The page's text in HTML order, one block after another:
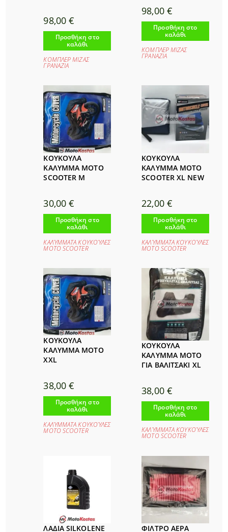
98,00€
Προσθήκη στο
καλάθι
ΚΟΜΠΛΕΡ ΜΙΖΑΣ
ΓΡΑΝΑΖΙΑ
98,00 €
Προσθήκη στο
καλάθι
ΚΟΜΠΛΕΡ ΜΙΖΑΣ
ΓΡΑΝΑΖΙΑ
ΚΟΥΚΟΥΛΑ
ΚΑΛΥΜΜΑ MOTO
SCOOTER M
30,00€
Προσθήκη στο
καλάθι
ΚΑΛΎΜΜΑΤΑ ΚΟΥΚΟΎΛΕΣ
ΜΟΤΟ SCOOTER
ΚΟΥΚΟΥΛΑ
ΚΑΛΥΜΜΑ MOTO
SCOOTER XL NEW
22,00 €
Προσθήκη στο
καλάθι
ΚΑΛΎΜΜΑΤΑ ΚΟΥΚΟΎΛΕΣ
ΜΟΤΟ SCOOTER
ΚΟΥΚΟΥΛΑ
ΚΑΛΥΜΜΑ MOTO
XXL
38,00€
Προσθήκη στο
καλάθι
ΚΑΛΎΜΜΑΤΑ ΚΟΥΚΟΎΛΕΣ
ΜΟΤΟ SCOOTER
ΚΟΥΚΟΥΛΑ
ΚΑΛΥΜΜΑ MOTO
ΓΙΑ ΒΑΛΙΤΣΑΚΙ XL
38,00 €
Προσθήκη στο
καλάθι
ΚΑΛΎΜΜΑΤΑ ΚΟΥΚΟΎΛΕΣ
ΜΟΤΟ SCOOTER
ΛΑΔΙΑ SILKOLENE ΦΙΛΤΡΟ ΑΕΡΑ